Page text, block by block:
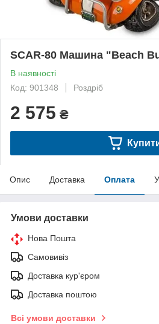
SCAR-80 Машина "Beach
В наявності
Код: 901348
Роздріб
2 575 ₴
Опис Доставка Оплата
Умови доставки
Нова Пошта
Самовивіз
Доставка кур'єром
Доставка поштою
Всі умови доставки